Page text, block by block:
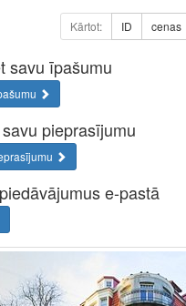
Kārtot: ID cenas
savu īpašumu
pieprasījumu
e-pastā